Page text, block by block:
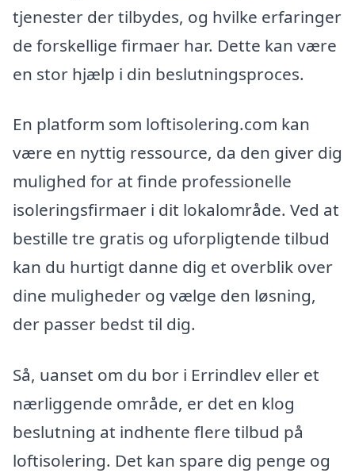
tjenester der tilbydes, og hvilke erfaringer
de forskellige firmaer har. Dette kan være
en stor hjælp i din beslutningsproces.
En platform som loftisolering.com kan
være en nyttig ressource, da den giver dig
mulighed for at finde professionelle
isoleringsfirmaer i dit lokalområde. Ved at
bestille tre gratis og uforpligtende tilbud
kan du hurtigt danne dig et overblik over
dine muligheder og vælge den løsning,
der passer bedst til dig.
Så, uanset om du bor i Errindlev eller et
nærliggende område, er det en klog
beslutning at indhente flere tilbud på
loftisolering. Det kan spare dig penge og